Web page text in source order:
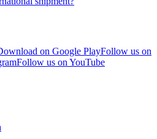
on Google PlayFollow us on
Follow us on YouTube